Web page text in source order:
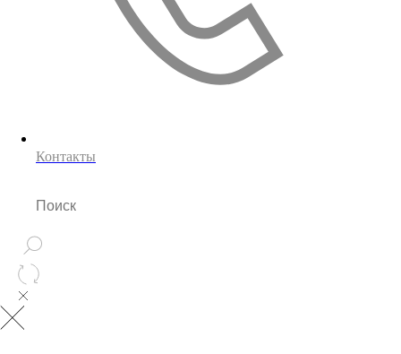
Контакты